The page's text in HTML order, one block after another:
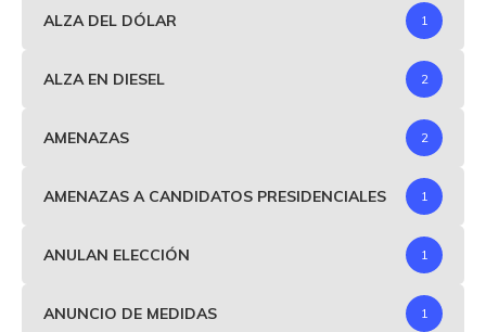
ALZA DEL DÓLAR 1
ALZA EN DIESEL 2
AMENAZAS 2
AMENAZAS A CANDIDATOS PRESIDENCIALES 1
ANULAN ELECCIÓN 1
ANUNCIO DE MEDIDAS 1